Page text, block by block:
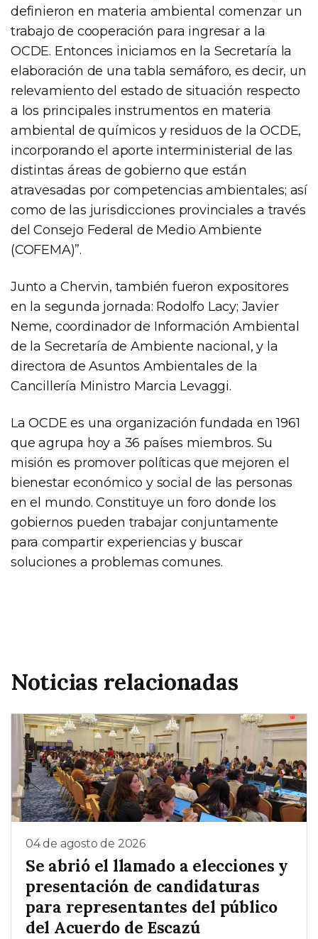
definieron en materia ambiental comenzar un
trabajo de cooperación para ingresar a la
OCDE. Entonces iniciamos en la Secretaría la
elaboración de una tabla semáforo, es decir, un
relevamiento del estado de situación respecto
a los principales instrumentos en materia
ambiental de químicos y residuos de la OCDE,
incorporando el aporte interministerial de las
distintas áreas de gobierno que están
atravesadas por competencias ambientales; así
como de las jurisdicciones provinciales a través
del Consejo Federal de Medio Ambiente
(COFEMA)”.
Junto a Chervin, también fueron expositores
en la segunda jornada: Rodolfo Lacy; Javier
Neme, coordinador de Información Ambiental
de la Secretaría de Ambiente nacional, y la
directora de Asuntos Ambientales de la
Cancillería Ministro Marcia Levaggi.
La OCDE es una organización fundada en 1961
que agrupa hoy a 36 países miembros. Su
misión es promover políticas que mejoren el
bienestar económico y social de las personas
en el mundo. Constituye un foro donde los
gobiernos pueden trabajar conjuntamente
para compartir experiencias y buscar
soluciones a problemas comunes.
Noticias relacionadas
04 de agosto de 2026
Se abrió el llamado a elecciones y
presentación de candidaturas
para representantes del público
del Acuerdo de Escazú